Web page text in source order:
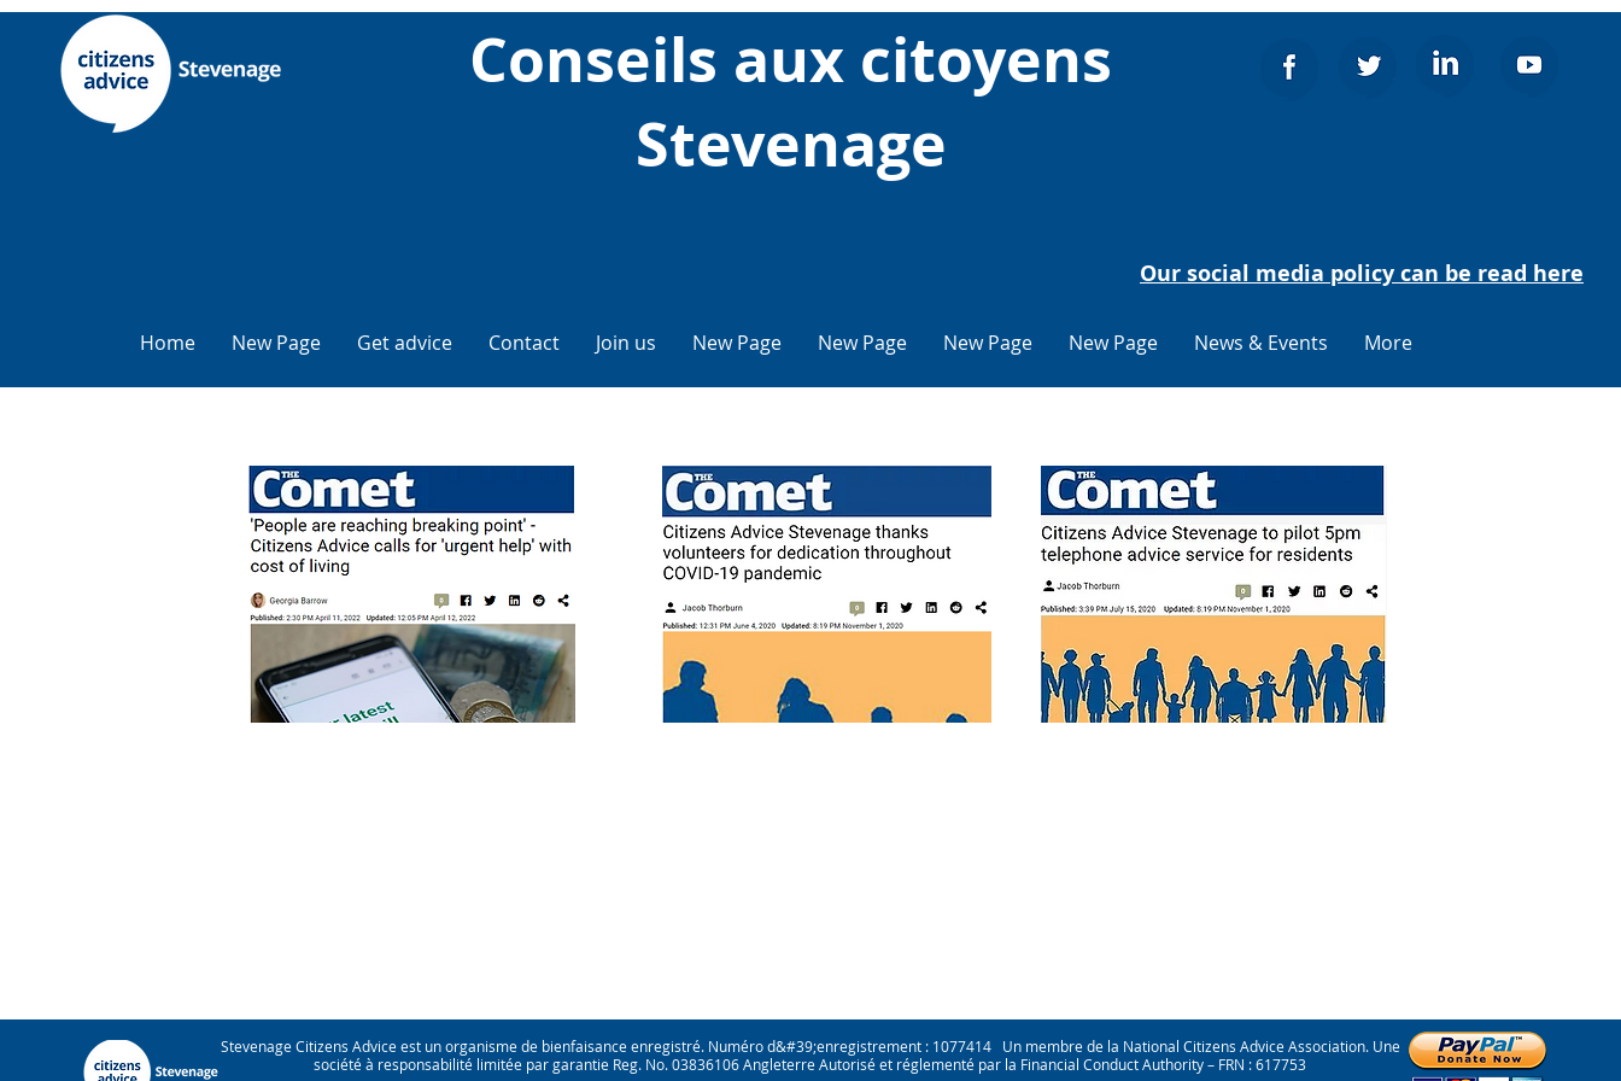
Conseils aux citoyens
Stevenage
Our social media policy can be read here
Home New Page Get advice Contact Join us New Page New Page New Page New Page News & Events More
Stevenage Citizens Advice est un organisme de bienfaisance enregistré. Numéro d&#39;enregistrement : 1077414 Un membre de la National Citizens Advice Association. Une
société à responsabilité limitée par garantie Reg. No. 03836106 Angleterre Autorisé et réglementé par la Financial Conduct Authority – FRN : 617753